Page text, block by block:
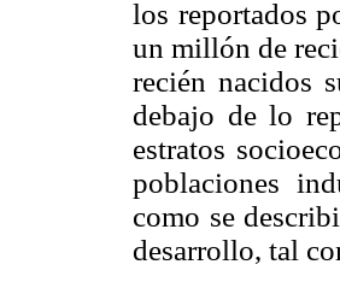
los reportados
un millón de
recién nacidos
debajo de lo
estratos
poblaciones
como se
desarrollo, tal